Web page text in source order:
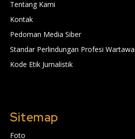
Tentang Kami
Kontak
Pedoman Media Siber
Standar Perlindungan Profesi
Kode Etik Jurnalistik
Sitemap
Foto